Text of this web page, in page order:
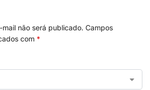
não será publicado. Campos
com *